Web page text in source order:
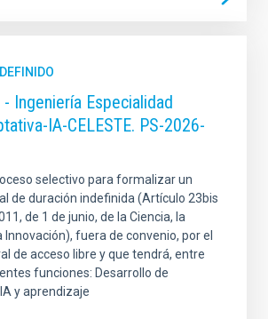
Ingeniería Especialidad
IA-CELESTE. PS-2026-
selectivo para formalizar un
de duración indefinida (Artículo 23bis
de 1 de junio, de la Ciencia, la
Innovación), fuera de convenio, por el
de acceso libre y que tendrá, entre
funciones: Desarrollo de
y aprendizaje